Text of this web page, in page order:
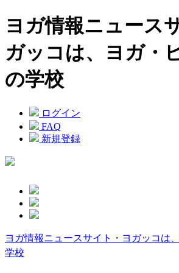
ヨガ情報ニュース
ガッコは、ヨガ・
の学校
ログイン
FAQ
新規登録
ヨガ情報ニュースサイト・ヨガッコは
学校